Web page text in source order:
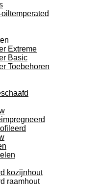
Extreme
Basic
Toebehoren
kozijnhout
raamhout